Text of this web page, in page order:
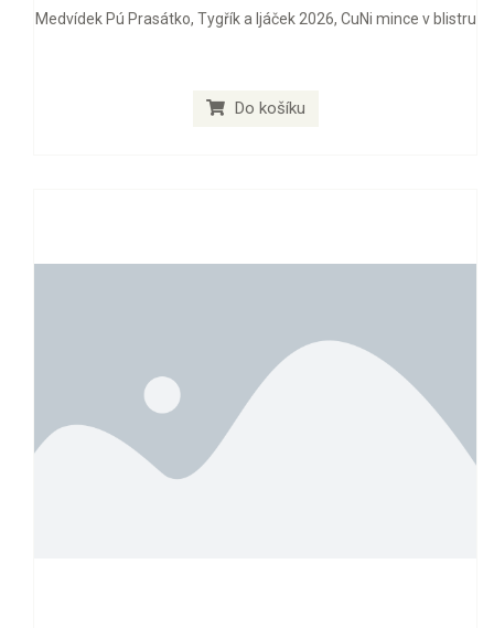
Medvídek Pú Prasátko, Tygřík a Ijáček 2026, CuNi mince v blistru
Do košíku